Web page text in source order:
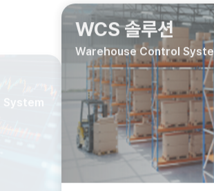
WCS 솔루션
Warehouse Control System